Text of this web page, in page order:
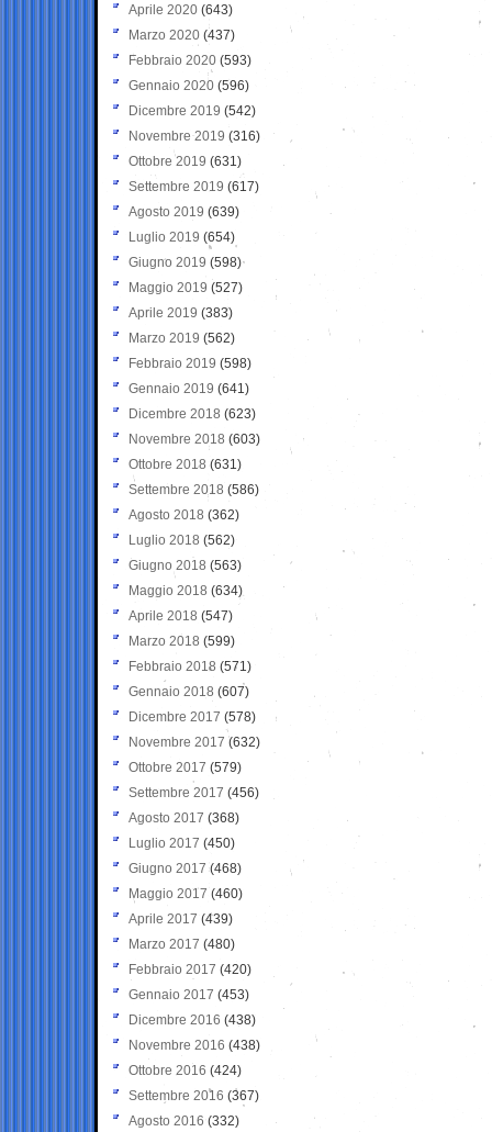
Aprile 2020 (643)
Marzo 2020 (437)
Febbraio 2020 (593)
Gennaio 2020 (596)
Dicembre 2019 (542)
Novembre 2019 (316)
Ottobre 2019 (631)
Settembre 2019 (617)
Agosto 2019 (639)
Luglio 2019 (654)
Giugno 2019 (598)
Maggio 2019 (527)
Aprile 2019 (383)
Marzo 2019 (562)
Febbraio 2019 (598)
Gennaio 2019 (641)
Dicembre 2018 (623)
Novembre 2018 (603)
Ottobre 2018 (631)
Settembre 2018 (586)
Agosto 2018 (362)
Luglio 2018 (562)
Giugno 2018 (563)
Maggio 2018 (634)
Aprile 2018 (547)
Marzo 2018 (599)
Febbraio 2018 (571)
Gennaio 2018 (607)
Dicembre 2017 (578)
Novembre 2017 (632)
Ottobre 2017 (579)
Settembre 2017 (456)
Agosto 2017 (368)
Luglio 2017 (450)
Giugno 2017 (468)
Maggio 2017 (460)
Aprile 2017 (439)
Marzo 2017 (480)
Febbraio 2017 (420)
Gennaio 2017 (453)
Dicembre 2016 (438)
Novembre 2016 (438)
Ottobre 2016 (424)
Settembre 2016 (367)
Agosto 2016 (332)